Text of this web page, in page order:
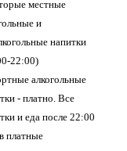
местные
и
напитки
22:00)
алкогольные
- платно. Все
и еда после 22:00
платные